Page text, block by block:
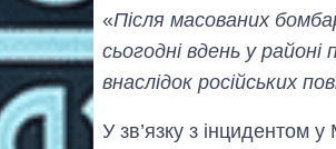
«Після масованих
сьогодні вдень у
внаслідок російських
У зв’язку з інцидентом у